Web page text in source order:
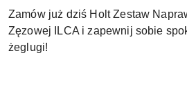
Zamów już dziś Holt Zestaw
Zęzowej ILCA i zapewnij sobie
żeglugi!